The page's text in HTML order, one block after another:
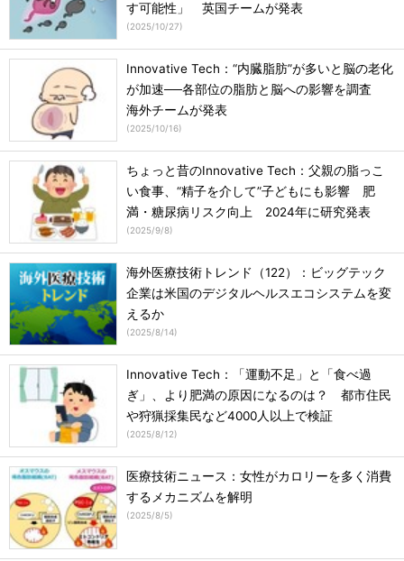
す可能性」 英国チームが発表
(2025/10/27)
Innovative Tech：“内臓脂肪”が多いと脳の老化
が加速──各部位の脂肪と脳への影響を調査
海外チームが発表
(2025/10/16)
ちょっと昔のInnovative Tech：父親の脂っこ
い食事、“精子を介して”子どもにも影響 肥
満・糖尿病リスク向上 2024年に研究発表
(2025/9/8)
海外医療技術トレンド（122）：ビッグテック
企業は米国のデジタルヘルスエコシステムを変
えるか
(2025/8/14)
Innovative Tech：「運動不足」と「食べ過
ぎ」、より肥満の原因になるのは？ 都市住民
や狩猟採集民など4000人以上で検証
(2025/8/12)
医療技術ニュース：女性がカロリーを多く消費
するメカニズムを解明
(2025/8/5)